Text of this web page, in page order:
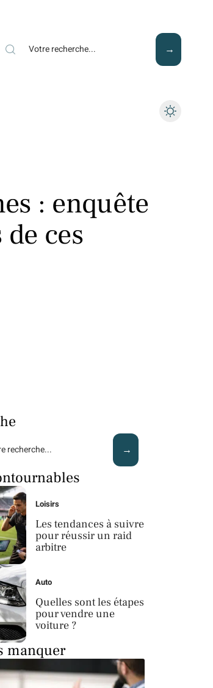
: enquête
ces
Loisirs
Les tendances à suivre
pour réussir un raid
arbitre
Auto
Quelles sont les étapes
pour vendre une
voiture ?
manquer